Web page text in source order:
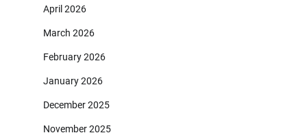
April 2026
March 2026
February 2026
January 2026
December 2025
November 2025